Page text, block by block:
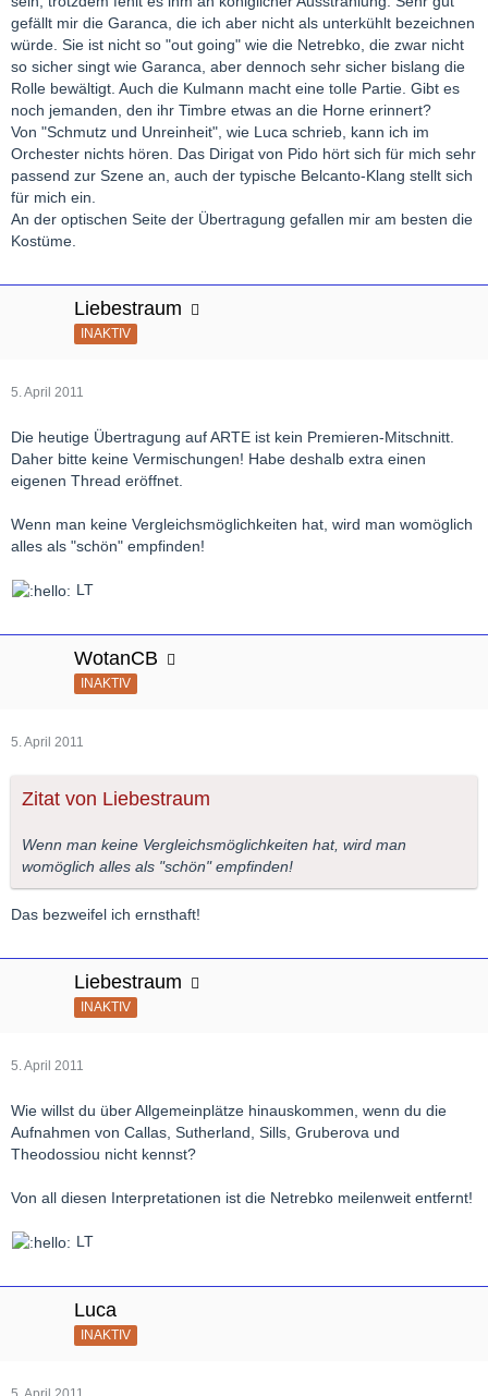
gefällt mir die Garanca, die ich aber nicht als unterkühlt bezeichnen
würde. Sie ist nicht so "out going" wie die Netrebko, die zwar nicht
so sicher singt wie Garanca, aber dennoch sehr sicher bislang die
Rolle bewältigt. Auch die Kulmann macht eine tolle Partie. Gibt es
noch jemanden, den ihr Timbre etwas an die Horne erinnert?
Von "Schmutz und Unreinheit", wie Luca schrieb, kann ich im
Orchester nichts hören. Das Dirigat von Pido hört sich für mich sehr
passend zur Szene an, auch der typische Belcanto-Klang stellt sich
für mich ein.
An der optischen Seite der Übertragung gefallen mir am besten die
Kostüme.
Liebestraum
INAKTIV
5. April 2011
Die heutige Übertragung auf ARTE ist kein Premieren-Mitschnitt.
Daher bitte keine Vermischungen! Habe deshalb extra einen
eigenen Thread eröffnet.
Wenn man keine Vergleichsmöglichkeiten hat, wird man womöglich
alles als "schön" empfinden!
LT
WotanCB
INAKTIV
5. April 2011
Zitat von Liebestraum
Wenn man keine Vergleichsmöglichkeiten hat, wird man
womöglich alles als "schön" empfinden!
Das bezweifel ich ernsthaft!
Liebestraum
INAKTIV
5. April 2011
Wie willst du über Allgemeinplätze hinauskommen, wenn du die
Aufnahmen von Callas, Sutherland, Sills, Gruberova und
Theodossiou nicht kennst?
Von all diesen Interpretationen ist die Netrebko meilenweit entfernt!
LT
Luca
INAKTIV